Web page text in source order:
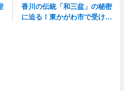
香川の伝統「和三盆」の秘密
に迫る！東かがわ市で受け継